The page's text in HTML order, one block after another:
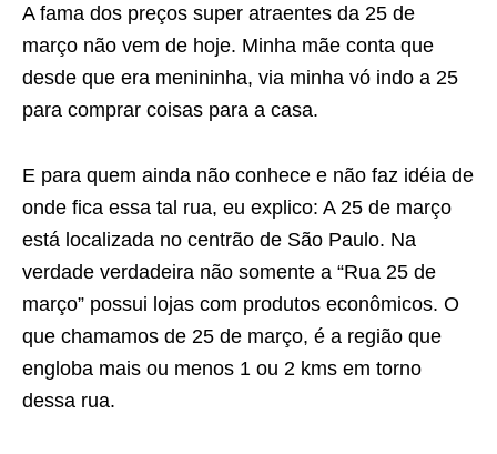
A fama dos preços super atraentes da 25 de
março não vem de hoje. Minha mãe conta que
desde que era menininha, via minha vó indo a 25
para comprar coisas para a casa.
E para quem ainda não conhece e não faz idéia de
onde fica essa tal rua, eu explico: A 25 de março
está localizada no centrão de São Paulo. Na
verdade verdadeira não somente a “Rua 25 de
março” possui lojas com produtos econômicos. O
que chamamos de 25 de março, é a região que
engloba mais ou menos 1 ou 2 kms em torno
dessa rua.